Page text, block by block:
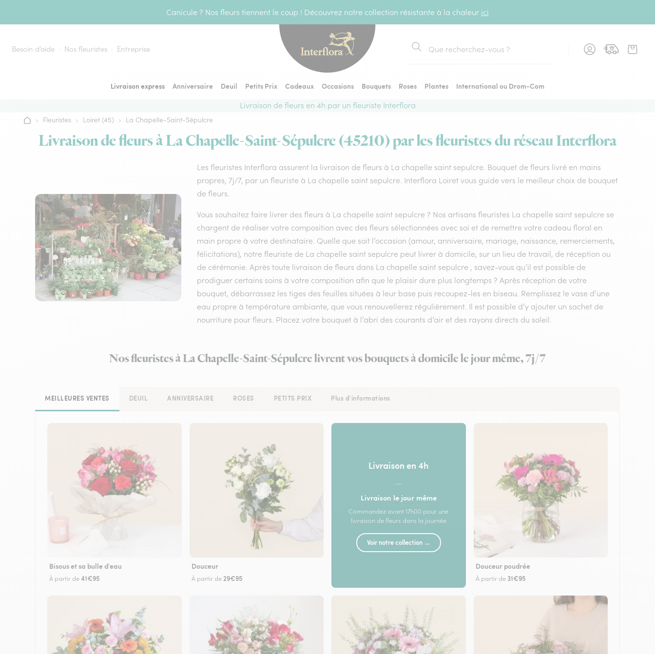
Canicule ? Nos fleurs tiennent le coup ! Découvrez notre collection résistante à la chaleur ici
Besoin d’aide Nos fleuristes Entreprise
Rechercher
Livraison express Anniversaire Deuil Petits Prix Cadeaux Occasions Bouquets Roses Plantes
International ou Drom-Com
Livraison de fleurs en 4h par un fleuriste Interflora
Accueil
› Fleuristes › Loiret (45) › La Chapelle-Saint-Sépulcre
Livraison de fleurs à La Chapelle-Saint-Sépulcre (45210) par les fleuristes du réseau Interflora
Les fleuristes Interflora assurent la livraison de fleurs à La chapelle saint sepulcre. Bouquet de fleurs livré en mains
propres, 7j/7, par un fleuriste à La chapelle saint sepulcre. Interflora Loiret vous guide vers le meilleur choix de bouquet
de fleurs.
Vous souhaitez faire livrer des fleurs à La chapelle saint sepulcre ? Nos artisans fleuristes La chapelle saint sepulcre se
chargent de réaliser votre composition avec des fleurs sélectionnées avec soi et de remettre votre cadeau floral en
main propre à votre destinataire. Quelle que soit l’occasion (amour, anniversaire, mariage, naissance, remerciements,
félicitations), notre fleuriste de La chapelle saint sepulcre peut livrer à domicile, sur un lieu de travail, de réception ou
de cérémonie. Après toute livraison de fleurs dans La chapelle saint sepulcre , savez-vous qu’il est possible de
prodiguer certains soins à votre composition afin que le plaisir dure plus longtemps ? Après réception de votre
bouquet, débarrassez les tiges des feuilles situées à leur base puis recoupez-les en biseau. Remplissez le vase d’une
eau propre à température ambiante, que vous renouvellerez régulièrement. Il est possible d’y ajouter un sachet de
nourriture pour fleurs. Placez votre bouquet à l’abri des courants d’air et des rayons directs du soleil.
Nos fleuristes à La Chapelle-Saint-Sépulcre livrent vos bouquets à domicile le jour même, 7j/7
MEILLEURES VENTES DEUIL ANNIVERSAIRE ROSES PETITS PRIX Plus d'informations
Bisous et sa bulle d'eau
À partir de41€95
Douceur
À partir de 29€95
Livraison en 4h
—
Livraison le jour même
Commandez avant 17h00 pour une
livraison de fleurs dans la journée
Voir notre collection →
Douceur poudrée
À partir de 31€95